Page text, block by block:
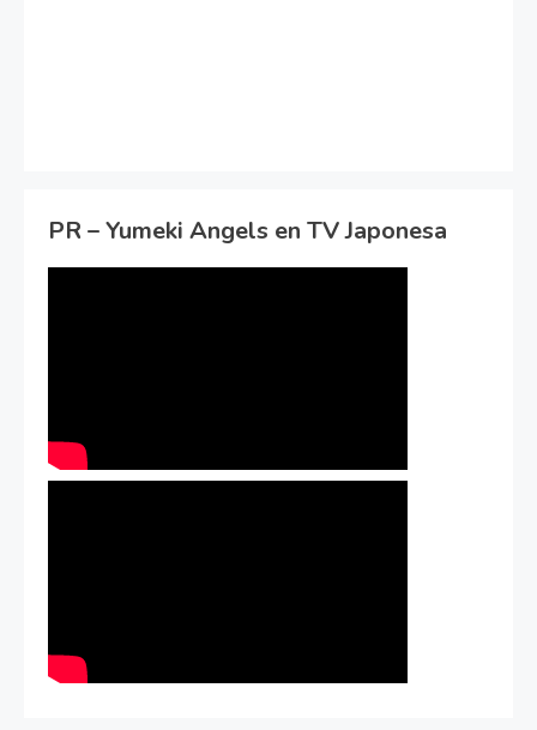
PR – Yumeki Angels en TV Japonesa